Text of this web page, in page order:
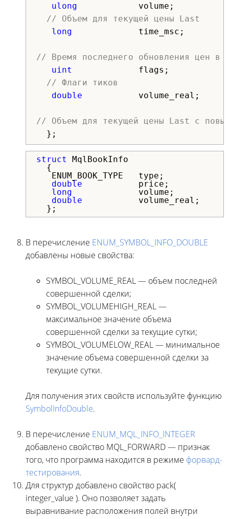
ulong volume;
// Объем для текущей цены Last
long time_msc;
// Время последнего обновления цен в
uint
flags;
// Флаги тиков
double volume_real;
// Объем для текущей цены Last c
};
struct
MqlBookInfo
{
ENUM_BOOK_TYPE   type;
double price;
long volume;
double volume_real;
};
В перечисление ENUM_SYMBOL_INFO_DOUBLE
добавлены новые свойства:
SYMBOL_VOLUME_REAL — объем последней
совершенной сделки;
SYMBOL_VOLUMEHIGH_REAL —
максимальное значение объема
совершенной сделки за текущие сутки;
SYMBOL_VOLUMELOW_REAL — минимальное
значение объема совершенной сделки за
текущие сутки.
Для получения этих свойств используйте функцию
SymbolInfoDouble.
В перечисление ENUM_MQL_INFO_INTEGER
добавлено свойство MQL_FORWARD — признак
того, что программа находится в режиме форвард-
тестирования.
Для структур добавлено свойство pack(
integer_value ). Оно позволяет задать
выравнивание расположения полей внутри